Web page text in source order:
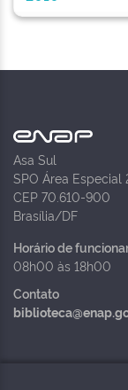
Asa Sul
SPO Área Especial
CEP 70.610-900
Brasília/DF
Horário de
08h00 às 18h00
Contato